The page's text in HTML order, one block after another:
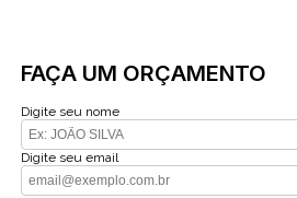
FAÇA UM ORÇAMENTO
Digite seu nome
Digite seu email